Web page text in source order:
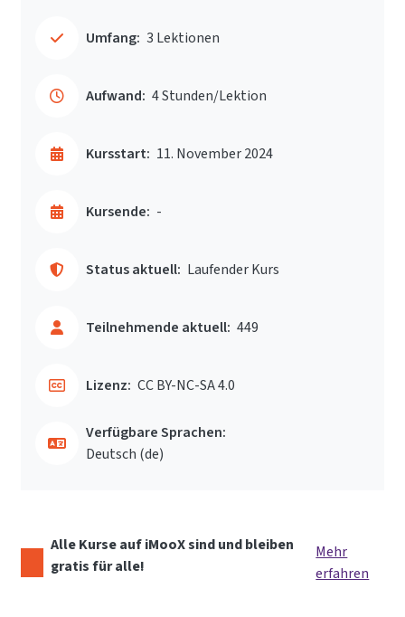
Umfang: 3 Lektionen
Aufwand: 4 Stunden/Lektion
Kursstart: 11. November 2024
Kursende: -
Status aktuell: Laufender Kurs
Teilnehmende aktuell: 449
Lizenz: CC BY-NC-SA 4.0
Verfügbare Sprachen:
Deutsch ‎(de)‎
Alle Kurse auf iMooX sind und bleiben
gratis für alle!
Mehr
erfahren